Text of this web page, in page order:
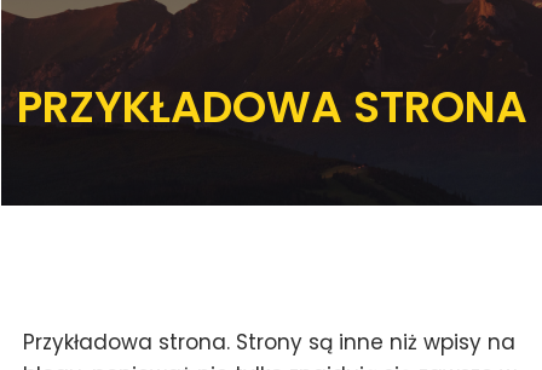
PRZYKŁADOWA STRONA
Przykładowa strona. Strony są inne niż wpisy na